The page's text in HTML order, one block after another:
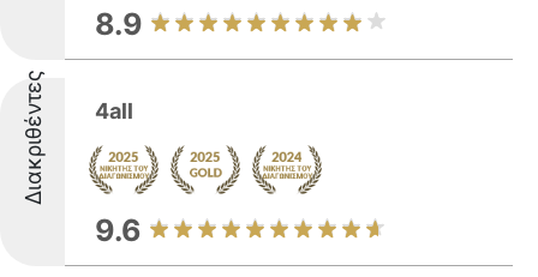
8.9
Διακριθέντες 4all
9.6